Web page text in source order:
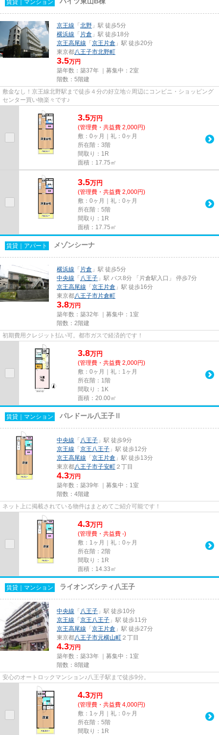
賃貸｜マンション
京王線 「北野 」駅 徒歩5分
横浜線 「 片倉 」駅 徒歩18分
京王高尾線 「京王片倉 」駅 徒歩20分
東京都八王子市北野町
3.5万円
築年数：築37年 ｜募集中： 2室
階数：5階建
敷金なし！京王線北野駅まで徒歩４分の好立地☆周辺にコンビニ・ショッピング
センター買い物楽々です♪
3.5万円
(管理費・共益費 2,000円)
敷：0ヶ月｜礼：0ヶ月
所在階：3階
間取り：1R
面積：17.75㎡
3.5万円
(管理費・共益費 2,000円)
敷：0ヶ月｜礼：0ヶ月
所在階：5階
間取り：1R
面積：17.75㎡
賃貸｜アパート メゾンシーナ
横浜線 「 片倉 」駅 徒歩5分
中央線 「 八王子 」駅 バス8分 「片倉駅入口」 停歩7分
京王高尾線 「京王片倉 」駅 徒歩16分
東京都八王子市片倉町
3.8万円
築年数：築32年 ｜募集中： 1室
階数：2階建
初期費用クレジット払い可。都市ガスで経済的です！
3.8万円
(管理費・共益費 2,000円)
敷：0ヶ月｜礼：1ヶ月
所在階：1階
間取り：1K
面積：20.00㎡
賃貸｜マンション パレドール八王子Ⅱ
中央線 「 八王子 」駅 徒歩9分
京王線 「京王八王子 」駅 徒歩12分
京王高尾線 「京王片倉 」駅 徒歩13分
東京都八王子市子安町 ２丁目
4.3万円
築年数：築39年 ｜募集中： 1室
階数：4階建
ネット上に掲載されている物件はまとめてご紹介可能です！
4.3万円
(管理費・共益費 -)
敷：1ヶ月｜礼：0ヶ月
所在階：2階
間取り：1R
面積：14.33㎡
賃貸｜マンション ライオンズシティ八王子
中央線 「 八王子 」駅 徒歩10分
京王線 「京王八王子 」駅 徒歩11分
京王高尾線 「京王片倉 」駅 徒歩27分
東京都八王子市元横山町 ２丁目
4.3万円
築年数：築33年 ｜募集中： 1室
階数：8階建
安心のオートロックマンション♪八王子駅まで徒歩9分。
4.3万円
(管理費・共益費 4,000円)
敷：1ヶ月｜礼：0ヶ月
所在階：5階
間取り：1R